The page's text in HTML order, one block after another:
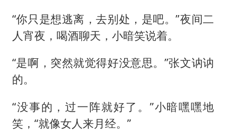
“你只是想逃离，去别处，是吧。”夜间二
人宵夜，喝酒聊天，小暗笑说着。
“是啊，突然就觉得好没意思。”张文讷讷
的。
“没事的，过一阵就好了。”小暗嘿嘿地
笑，“就像女人来月经。”